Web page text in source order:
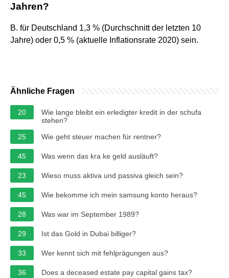
Jahren?
B. für Deutschland 1,3 % (Durchschnitt der letzten 10
Jahre) oder 0,5 % (aktuelle Inflationsrate 2020) sein.
Ähnliche Fragen
20
Wie lange bleibt ein erledigter kredit in der schufa
stehen?
25
Wie geht steuer machen für rentner?
45 Was wenn das kra ke geld ausläuft?
23 Wieso muss aktiva und passiva gleich sein?
45 Wie bekomme ich mein samsung konto heraus?
28 Was war im September 1989?
29 Ist das Gold in Dubai billiger?
33 Wer kennt sich mit fehlprägungen aus?
36 Does a deceased estate pay capital gains tax?